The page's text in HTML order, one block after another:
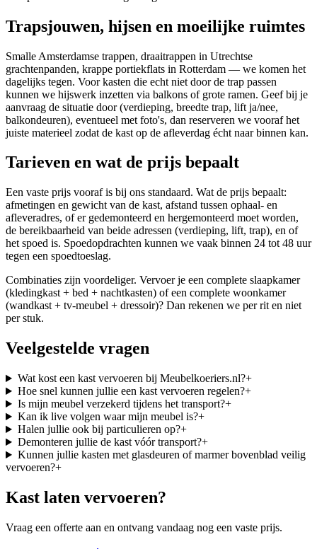
Trapsjouwen, hijsen en moeilijke ruimtes
Smalle Amsterdamse trappen, draaitrappen in Utrechtse
grachtenpanden, krappe portiekflats in Rotterdam — we komen het
dagelijks tegen. Voor kasten die echt niet door de trap passen
kunnen we hijswerk inzetten via balkons of grote ramen. Geef bij je
aanvraag de situatie door (verdieping, breedte trap, lift ja/nee,
balkondeuren), eventueel met foto's, dan reserveren we vooraf het
juiste materieel zodat de kast op de afleverdag écht naar binnen kan.
Tarieven en wat de prijs bepaalt
Een vaste prijs vooraf is bij ons standaard. Wat de prijs bepaalt:
afmetingen en gewicht van de kast, afstand tussen ophaal- en
afleveradres, of er gedemonteerd en hergemonteerd moet worden,
de bereikbaarheid van beide adressen (verdieping, lift, trap), en of
het spoed is. Spoedopdrachten kunnen we vaak binnen 24 tot 48 uur
tegen een spoedtoeslag.
Combinaties zijn voordeliger. Vervoer je een complete slaapkamer
(kledingkast + bed + nachtkasten) of een complete woonkamer
(wandkast + tv-meubel + dressoir)? Dan rekenen we per rit en niet
per stuk.
Veelgestelde vragen
Wat kost een kast vervoeren bij Meubelkoeriers.nl?+
Hoe snel kunnen jullie een kast vervoeren regelen?+
Is mijn meubel verzekerd tijdens het transport?+
Kan ik live volgen waar mijn meubel is?+
Halen jullie ook bij particulieren op?+
Demonteren jullie de kast vóór transport?+
Kunnen jullie kasten met glasdeuren of marmer bovenblad veilig
vervoeren?+
Kast laten vervoeren?
Vraag een offerte aan en ontvang vandaag nog een vaste prijs.